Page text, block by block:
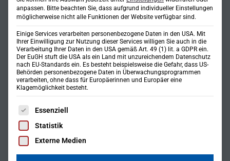
anpassen. Bitte beachten Sie, dass aufgrund individueller Einstellungen
möglicherweise nicht alle Funktionen der Website verfügbar sind.
Einige Services verarbeiten personenbezogene Daten in den USA. Mit
Ihrer Einwilligung zur Nutzung dieser Services willigen Sie auch in die
Verarbeitung Ihrer Daten in den USA gemäß Art. 49 (1) lit. a GDPR ein.
Der EuGH stuft die USA als ein Land mit unzureichendem Datenschutz
nach EU-Standards ein. Es besteht beispielsweise die Gefahr, dass US-
Behörden personenbezogene Daten in Überwachungsprogrammen
verarbeiten, ohne dass für Europäerinnen und Europäer eine
Klagemöglichkeit besteht.
Es folgt eine Liste der Service-Gruppen, für die eine
Essenziell
Statistik
Externe Medien